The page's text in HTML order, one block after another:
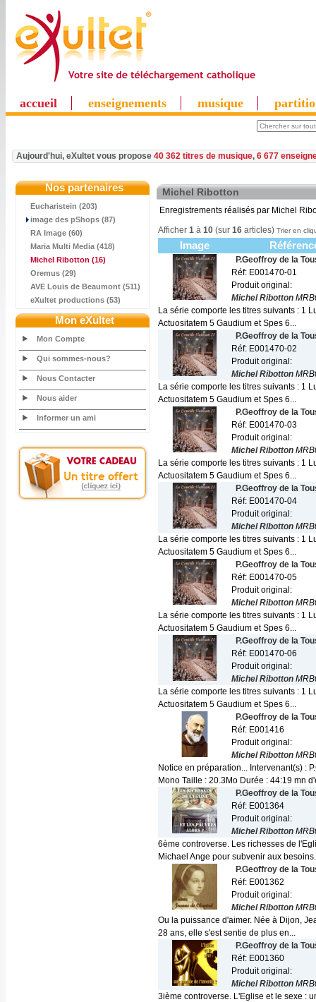
accueil enseignements musique
Aujourd'hui, eXultet vous propose 40 362 titres de musique, 6 677
Nos partenaires
Eucharistein (203)
image des pShops (87)
RA Image (60)
Maria Multi Media (418)
Michel Ribotton (16)
Oremus (29)
AVE Louis de Beaumont (511)
eXultet productions (53)
Mon eXultet
Mon Compte
Qui sommes-nous?
Nous Contacter
Nous aider
Informer un ami
Michel Ribotton
Enregistrements réalisés par Michel
Afficher 1 à 10 (sur 16 articles) Trier en
Image
P.Geoffroy de la
Réf: E001470-01
Produit original:
Michel Ribotton
La série comporte les titres suivants : 1
Actuositatem 5 Gaudium et Spes 6...
P.Geoffroy de la
Réf: E001470-02
Produit original:
Michel Ribotton
La série comporte les titres suivants : 1
Actuositatem 5 Gaudium et Spes 6...
P.Geoffroy de la
Réf: E001470-03
Produit original:
Michel Ribotton
La série comporte les titres suivants : 1
Actuositatem 5 Gaudium et Spes 6...
P.Geoffroy de la
Réf: E001470-04
Produit original:
Michel Ribotton
La série comporte les titres suivants : 1
Actuositatem 5 Gaudium et Spes 6...
P.Geoffroy de la
Réf: E001470-05
Produit original:
Michel Ribotton
La série comporte les titres suivants : 1
Actuositatem 5 Gaudium et Spes 6...
P.Geoffroy de la
Réf: E001470-06
Produit original:
Michel Ribotton
La série comporte les titres suivants : 1
Actuositatem 5 Gaudium et Spes 6...
P.Geoffroy de la
Réf: E001416
Produit original:
Michel Ribotton
Notice en préparation... Intervenant(s) :
Mono Taille : 20.3Mo Durée : 44:19 mn
P.Geoffroy de la
Réf: E001364
Produit original:
Michel Ribotton
6ème controverse. Les richesses de
Michael Ange pour subvenir aux
P.Geoffroy de la
Réf: E001362
Produit original:
Michel Ribotton
Ou la puissance d'aimer. Née à Dijon,
28 ans, elle s'est sentie de plus en...
P.Geoffroy de la
Réf: E001360
Produit original:
Michel Ribotton
3ième controverse. L'Eglise et le sexe :